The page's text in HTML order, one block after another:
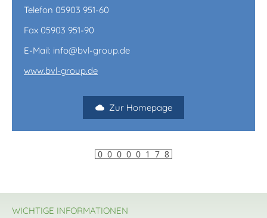
Telefon 05903 951-60
Fax 05903 951-90
E-Mail: info@bvl-group.de
www.bvl-group.de
Zur Homepage
WICHTIGE INFORMATIONEN